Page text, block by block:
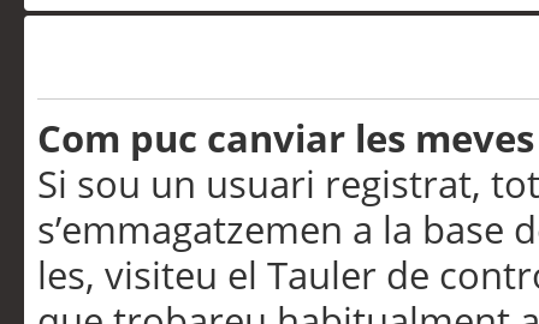
Com puc canviar les
Si sou un usuari registrat,
s’emmagatzemen a la
les, visiteu el Tauler de